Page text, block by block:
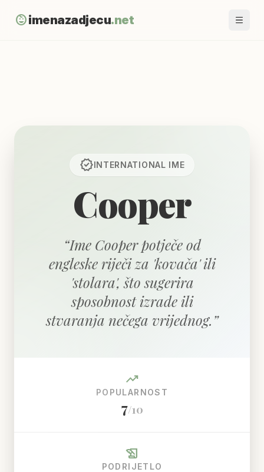
child_careimenazadjecu.net
verifiedINTERNATIONAL IME
Cooper
“Ime Cooper potječe od
engleske riječi za 'kovača' ili
'stolara', što sugerira
sposobnost izrade ili
stvaranja nečega vrijednog.”
trending_up
POPULARNOST
7/10
history_edu
PODRIJETLO